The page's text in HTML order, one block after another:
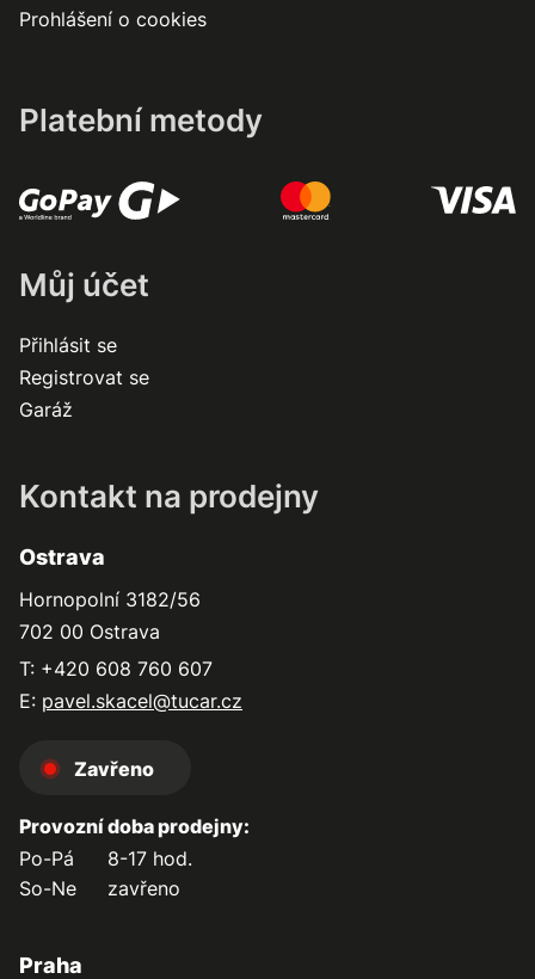
Prohlášení o cookies
Platební metody
Můj účet
Přihlásit se
Registrovat se
Garáž
Kontakt na prodejny
Ostrava
Hornopolní 3182/56
702 00 Ostrava
T: +420 608 760 607
E: pavel.skacel@tucar.cz
Zavřeno
Provozní doba prodejny:
Po-Pá
8-17 hod.
So-Ne
zavřeno
Praha